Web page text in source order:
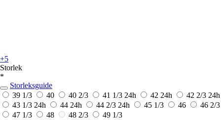
+5
Storlek
*
Storleksguide
39 1/3
40 40 2/3 41 1/3 24h 42 24h 42 2/3 24h
43 1/3 24h 44 24h 44 2/3 24h 45 1/3 46
46 2/3
47 1/3
48 48 2/3
49 1/3